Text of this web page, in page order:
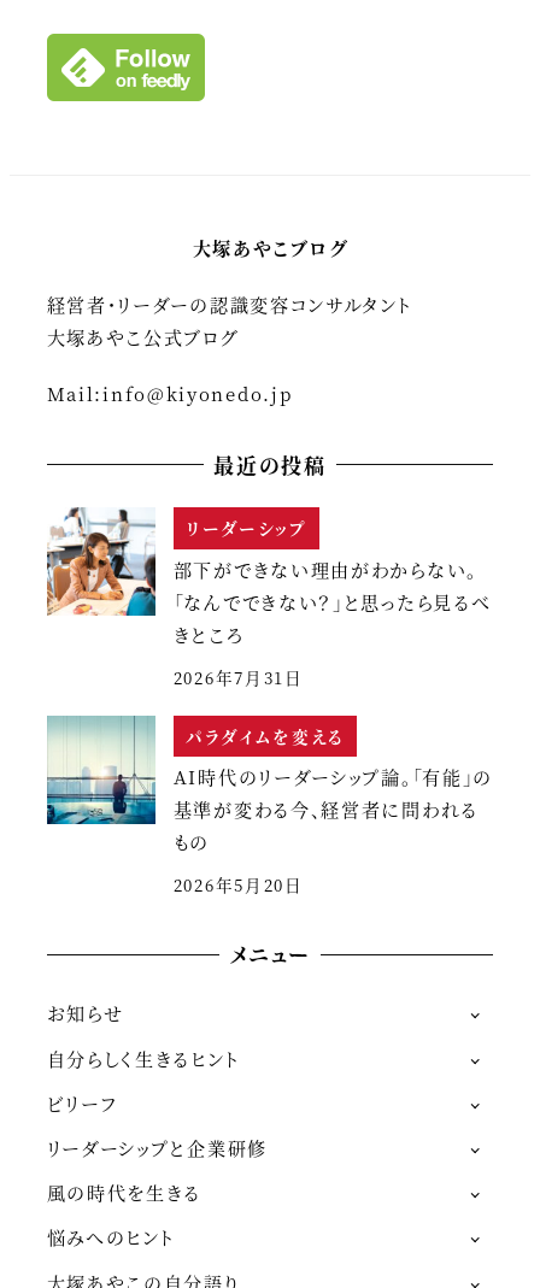
ブ
大塚あやこブログ
経営者・リーダーの認識変容コンサルタント
大塚あやこ公式ブログ
Mail:info@kiyonedo.jp
最近の投稿
リーダーシップ
部下ができない理由がわからない。
「なんでできない？」と思ったら見るべ
きところ
2026年7月31日
パラダイムを変える
AI時代のリーダーシップ論。「有能」の
基準が変わる今、経営者に問われる
もの
2026年5月20日
メニュー
お知らせ
自分らしく生きるヒント
ビリーフ
リーダーシップと企業研修
風の時代を生きる
悩みへのヒント
大塚あやこの自分語り